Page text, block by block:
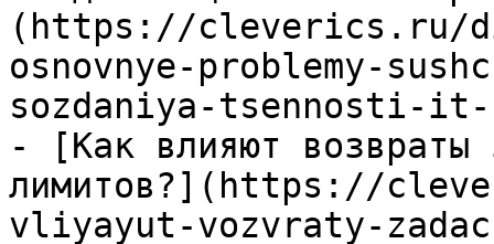
(https://cleverics.ru/
osnovnye-problemy-
sozdaniya-tsennosti-
- [Как влияют возвраты
лимитов?](https://
vliyayut-vozvraty-